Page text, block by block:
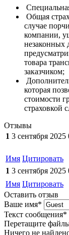
Общая
случае
компании,
незаконных
товара
заказчиком;
которая
стоимости
страховкой
Отзывы
1 3 сентября 2025
Имя Цитировать
1 3 сентября 2025
Имя Цитировать
Оставить отзыв
Ваше имя*
Текст сообщения*
Перетащите
Ничего не